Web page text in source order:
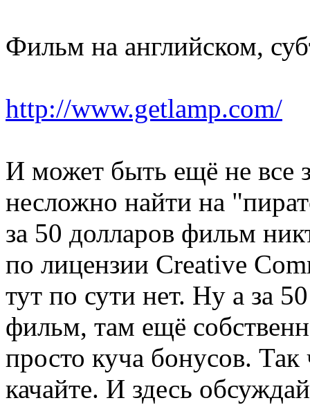
Фильм на английском,
http://www.getlamp.com/
И может быть ещё не все
несложно найти на
за 50 долларов фильм
по лицензии Creative
тут по сути нет. Ну а за
фильм, там ещё
просто куча бонусов.
качайте. И здесь